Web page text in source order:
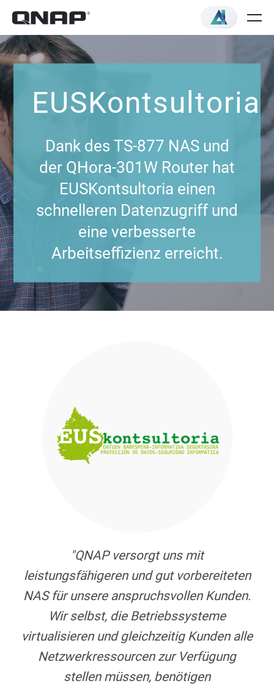
EUSKontsultoria
Dank des TS-877 NAS und
der QHora-301W Router hat
EUSKontsultoria einen
schnelleren Datenzugriff und
eine verbesserte
Arbeitseffizienz erreicht.
"QNAP versorgt uns mit
leistungsfähigeren und gut vorbereiteten
NAS für unsere anspruchsvollen Kunden.
Wir selbst, die Betriebssysteme
virtualisieren und gleichzeitig Kunden alle
Netzwerkressourcen zur Verfügung
stellen müssen, benötigen